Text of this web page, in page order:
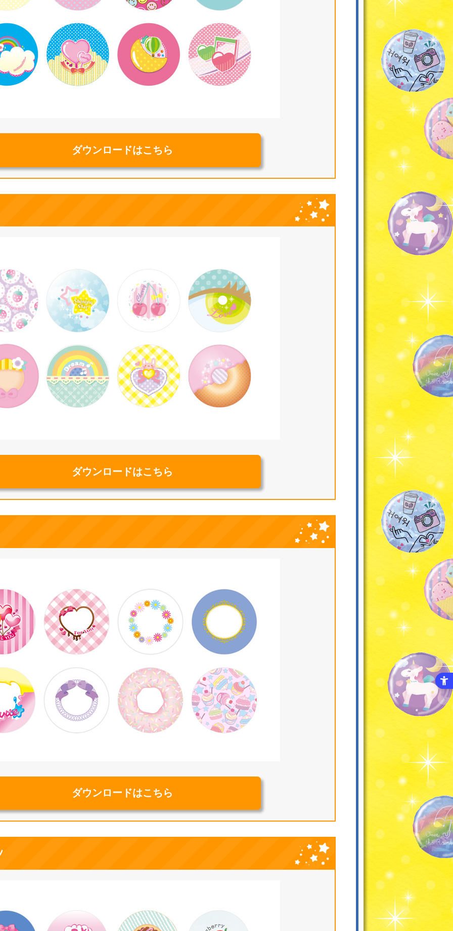
ダウンロードはこちら
ダウンロードはこちら
ダウンロードはこちら